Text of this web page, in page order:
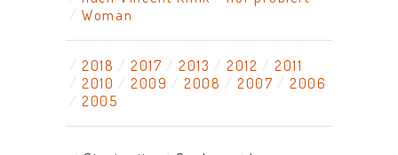
Woman
2018 2017 2013 2012
2011
2010
2009 2008 2007
2006
2005